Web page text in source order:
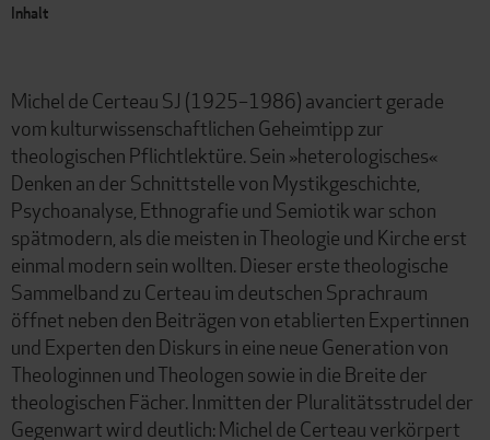
Inhalt
Michel de Certeau SJ (1925–1986) avanciert gerade
vom kulturwissenschaftlichen Geheimtipp zur
theologischen Pflichtlektüre. Sein »heterologisches«
Denken an der Schnittstelle von Mystikgeschichte,
Psychoanalyse, Ethnografie und Semiotik war schon
spätmodern, als die meisten in Theologie und Kirche erst
einmal modern sein wollten. Dieser erste theologische
Sammelband zu Certeau im deutschen Sprachraum
öffnet neben den Beiträgen von etablierten Expertinnen
und Experten den Diskurs in eine neue Generation von
Theologinnen und Theologen sowie in die Breite der
theologischen Fächer. Inmitten der Pluralitätsstrudel der
Gegenwart wird deutlich: Michel de Certeau verkörpert